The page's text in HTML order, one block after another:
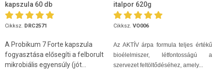
kapszula 60 db
Cikksz. DRC2571
A Probikum 7 Forte kapszula
fogyasztása elősegíti a felborult
mikrobiális egyensúly (jót...
italpor 620g
Cikksz. VO006
Az AKTÍV árpa formula teljes értékű
bioélelmiszer, létfontosságú a
szervezet feltöltődéséhez, amely...